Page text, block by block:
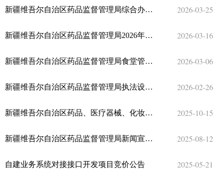
新疆维吾尔自治区药品监督管理局综合办公楼物业服务项目竞争性磋商公告 2026-03-25
新疆维吾尔自治区药品监督管理局2026年柔性人才援疆干部住宿服务项目竞争性磋商公告 2026-03-16
新疆维吾尔自治区药品监督管理局食堂管理服务项目竞争性磋商公告 2026-03-06
新疆维吾尔自治区药品监督管理局执法设备项目公开招标公告 2026-02-26
新疆维吾尔自治区药品、医疗器械、化妆品网络经营风险分析研究项目竞争性磋商公告 2025-10-15
新疆维吾尔自治区药品监督管理局新闻宣传购买服务方案（二次）竞争性磋商公告 2025-08-12
自建业务系统对接接口开发项目竞价公告 2025-05-21